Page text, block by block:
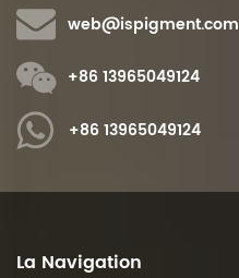
web@ispigment.com
+86 13965049124
+86 13965049124
La Navigation